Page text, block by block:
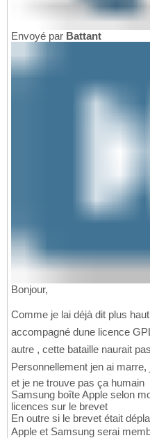
Envoyé par Battant
Bonjour,
Comme je lai déjà dit plus
accompagné dune licence
autre , cette bataille naurait
Personnellement jen ai
et je ne trouve pas ça humain
Samsung boîte Apple selon
licences sur le brevet
En outre si le brevet était
Apple et Samsung serai